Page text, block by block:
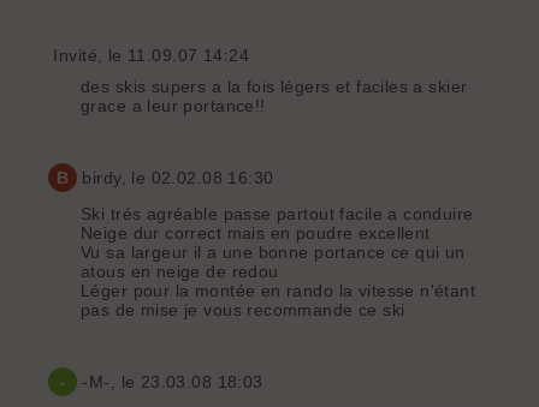
Invité, le 11.09.07 14:24
des skis supers a la fois légers et faciles a skier
grace a leur portance!!
B birdy, le 02.02.08 16:30
Ski trés agréable passe partout facile a conduire
Neige dur correct mais en poudre excellent
Vu sa largeur il a une bonne portance ce qui un
atous en neige de redou
Léger pour la montée en rando la vitesse n'étant
pas de mise je vous recommande ce ski
- -M-, le 23.03.08 18:03